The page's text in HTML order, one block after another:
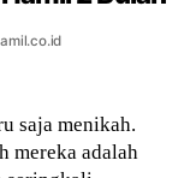
saja menikah.
mereka adalah